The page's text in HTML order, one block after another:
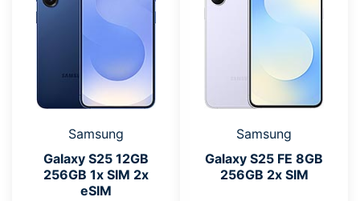
Samsung
Galaxy S25 12GB
256GB 1x SIM 2x
eSIM
Samsung
Galaxy S25 FE 8GB
256GB 2x SIM